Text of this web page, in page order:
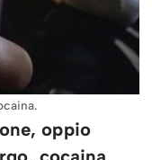
oppio